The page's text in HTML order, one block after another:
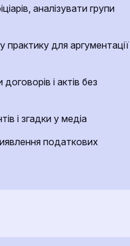
аналізувати групи
для аргументації
і актів без
і згадки у медіа
податкових